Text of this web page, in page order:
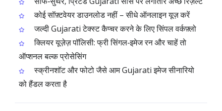
कोई सॉफ़्टवेयर डाउनलोड नहीं – सीधे ऑनलाइन यूज़ करें
जल्दी Gujarati टेक्स्ट कैप्चर करने के लिए सिंपल वर्कफ़्लो
क्लियर यूज़ेज़ पॉलिसी: फ्री सिंगल‑इमेज रन और चाहें तो
ऑप्शनल बल्क प्रोसेसिंग
स्क्रीनशॉट और फोटो जैसे आम Gujarati इमेज सीनारियो
को हैंडल करता है